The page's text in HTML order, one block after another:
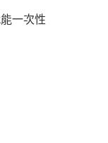
一次性